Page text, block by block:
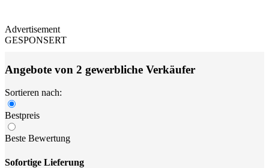
Advertisement
GESPONSERT
Angebote von 2 gewerbliche Verkäufer
Sortieren nach:
Bestpreis
Beste Bewertung
Sofortige Lieferung